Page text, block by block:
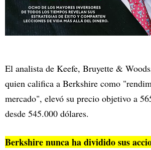
El analista de Keefe, Bruyette &
quien califica a Berkshire como
mercado", elevó su precio objetivo a
desde 545.000 dólares.
Berkshire nunca ha dividido sus